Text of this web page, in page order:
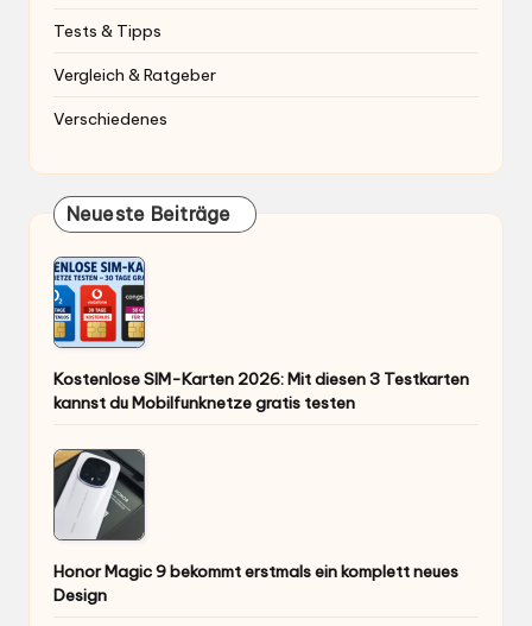
Tests & Tipps
Vergleich & Ratgeber
Verschiedenes
Neueste Beiträge
Kostenlose SIM-Karten 2026: Mit diesen 3 Testkarten
kannst du Mobilfunknetze gratis testen
Honor Magic 9 bekommt erstmals ein komplett neues
Design